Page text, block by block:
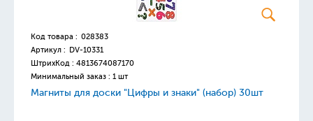
Код товара : 028383
Артикул : DV-10331
ШтрихКод : 4813674087170
Минимальный заказ : 1 шт
Магниты для доски "Цифры и знаки" (набор) 30шт